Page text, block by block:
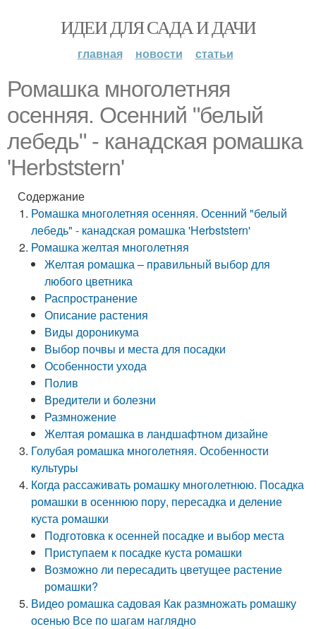
ИДЕИ ДЛЯ САДА И ДАЧИ
главная новости статьи
Ромашка многолетняя
осенняя. Осенний "белый
лебедь" - канадская ромашка
'Herbststern'
Содержание
Ромашка многолетняя осенняя. Осенний "белый
лебедь" - канадская ромашка 'Herbststern'
Ромашка желтая многолетняя
Желтая ромашка – правильный выбор для
любого цветника
Распространение
Описание растения
Виды дороникума
Выбор почвы и места для посадки
Особенности ухода
Полив
Вредители и болезни
Размножение
Желтая ромашка в ландшафтном дизайне
Голубая ромашка многолетняя. Особенности
культуры
Когда рассаживать ромашку многолетнюю. Посадка
ромашки в осеннюю пору, пересадка и деление
куста ромашки
Подготовка к осенней посадке и выбор места
Приступаем к посадке куста ромашки
Возможно ли пересадить цветущее растение
ромашки?
Видео ромашка садовая Как размножать ромашку
осенью Все по шагам наглядно